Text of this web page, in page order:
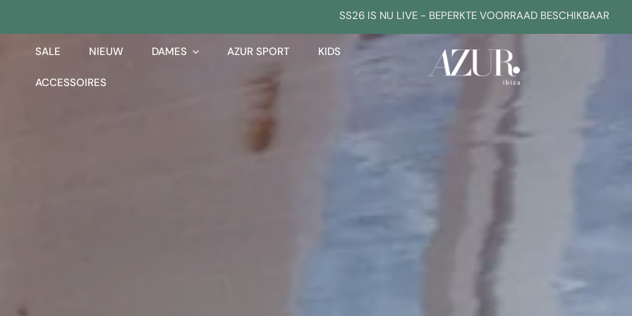
FOLLOW US ON INSTAGRAM @AZUR.IBIZA
SALE NIEUW DAMES AZUR SPORT KIDS
ACCESSOIRES